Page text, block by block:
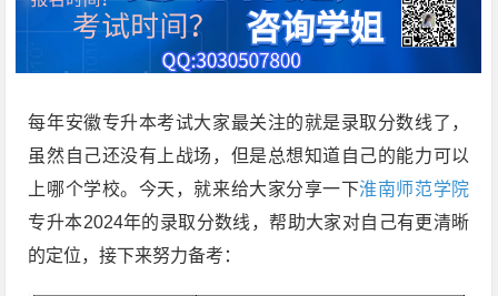
每年安徽专升本考试大家最关注的就是录取分数线了，
虽然自己还没有上战场，但是总想知道自己的能力可以
上哪个学校。今天，就来给大家分享一下淮南师范学院
专升本2024年的录取分数线，帮助大家对自己有更清晰
的定位，接下来努力备考：